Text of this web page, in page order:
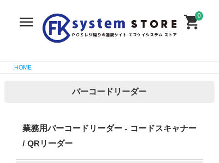
0
HOME
バーコードリーダー
業務用バーコードリーダー - コードスキャナー
/ QRリーダー